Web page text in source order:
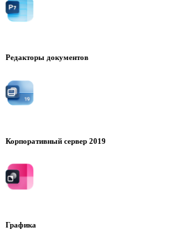
Редакторы документов
Корпоративный сервер 2019
Графика